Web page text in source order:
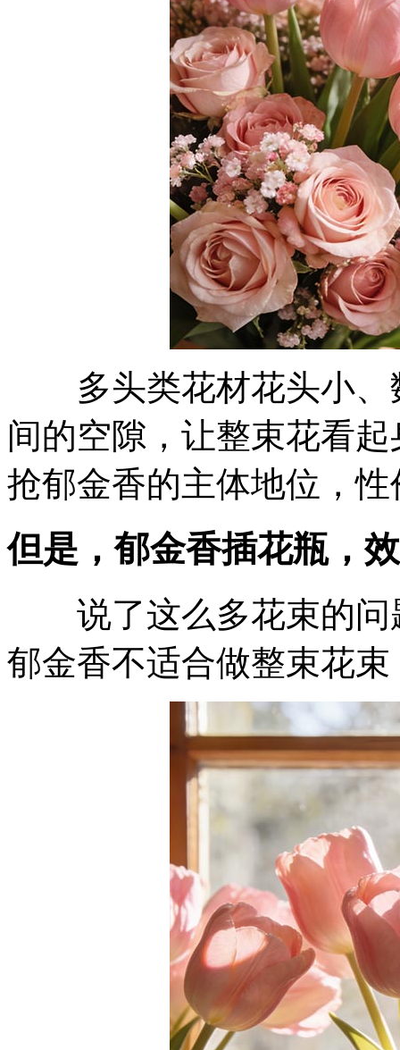
多头类花材花头小、
间的空隙，让整束花看
抢郁金香的主体地位，
但是，郁金香插花瓶，
说了这么多花束的问
郁金香不适合做整束花